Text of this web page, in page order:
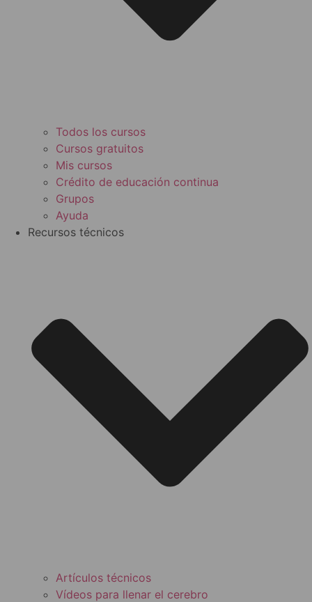
Todos los cursos
Cursos gratuitos
Mis cursos
Crédito de educación continua
Grupos
Ayuda
Recursos técnicos
Artículos técnicos
Vídeos para llenar el cerebro